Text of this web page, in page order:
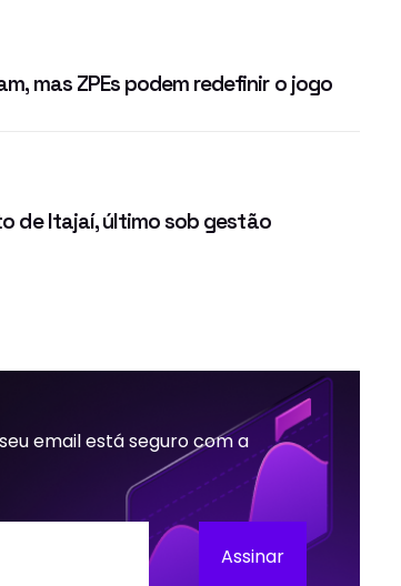
mas ZPEs podem redefinir o jogo
de Itajaí, último sob gestão
email está seguro com a
Assinar